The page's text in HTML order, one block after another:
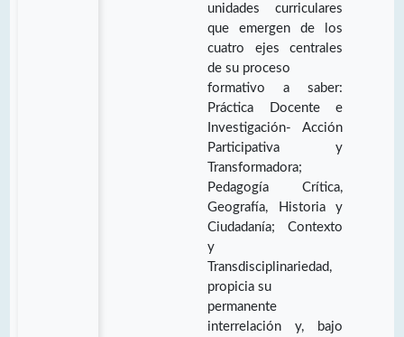
unidades curriculares
que emergen de los
cuatro ejes centrales
de su proceso
formativo a saber:
Práctica Docente e
Investigación- Acción
Participativa y
Transformadora;
Pedagogía Crítica,
Geografía, Historia y
Ciudadanía; Contexto
y
Transdisciplinariedad,
propicia su
permanente
interrelación y, bajo